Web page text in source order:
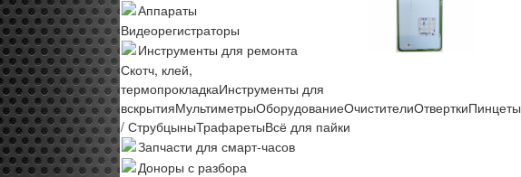
Аппараты
Видеорегистраторы
Инструменты для ремонта
Скотч, клей,
термопрокладкаИнструменты для
вскрытияМультиметрыОборудованиеОчистителиОтверткиПинцеты
/ СтрубцыныТрафаретыВсё для пайки
Запчасти для смарт-часов
Доноры с разбора